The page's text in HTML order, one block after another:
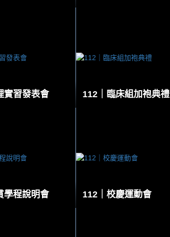
實習發表會 112｜臨床組加袍典禮
學程說明會 112｜校慶運動會